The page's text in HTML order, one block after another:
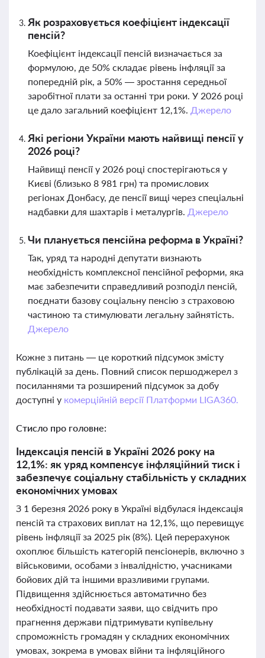
Як розраховується коефіцієнт індексації
пенсій?
Коефіцієнт індексації пенсій визначається за
формулою, де 50% складає рівень інфляції за
попередній рік, а 50% — зростання середньої
заробітної плати за останні три роки. У 2026 році
це дало загальний коефіцієнт 12,1%. Джерело
Які регіони України мають найвищі пенсії у
2026 році?
Найвищі пенсії у 2026 році спостерігаються у
Києві (близько 8 981 грн) та промислових
регіонах Донбасу, де пенсії вищі через спеціальні
надбавки для шахтарів і металургів. Джерело
Чи планується пенсійна реформа в Україні?
Так, уряд та народні депутати визнають
необхідність комплексної пенсійної реформи, яка
має забезпечити справедливий розподіл пенсій,
поєднати базову соціальну пенсію з страховою
частиною та стимулювати легальну зайнятість.
Джерело
Кожне з питань — це короткий підсумок змісту
публікацій за день. Повний список першоджерел з
посиланнями та розширений підсумок за добу
доступні у комерційній версії Платформи LIGA360.
Стисло про головне:
Індексація пенсій в Україні 2026 року на
12,1%: як уряд компенсує інфляційний тиск і
забезпечує соціальну стабільність у складних
економічних умовах
З 1 березня 2026 року в Україні відбулася індексація
пенсій та страхових виплат на 12,1%, що перевищує
рівень інфляції за 2025 рік (8%). Цей перерахунок
охоплює більшість категорій пенсіонерів, включно з
військовими, особами з інвалідністю, учасниками
бойових дій та іншими вразливими групами.
Підвищення здійснюється автоматично без
необхідності подавати заяви, що свідчить про
прагнення держави підтримувати купівельну
спроможність громадян у складних економічних
умовах, зокрема в умовах війни та інфляційного